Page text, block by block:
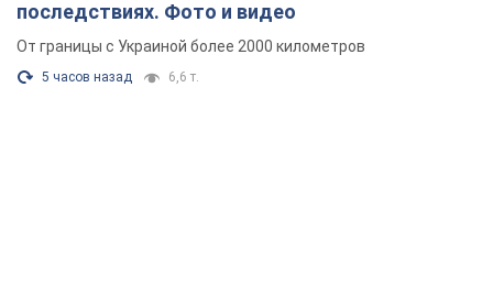
последствиях. Фото и видео
От границы с Украиной более 2000 километров
5 часов назад 6,6 т.